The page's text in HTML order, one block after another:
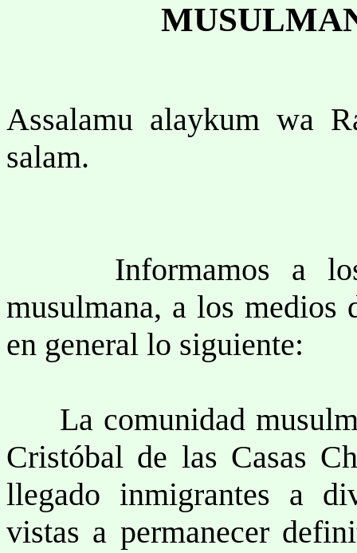
Assalamu alaykum wa
salam.
Informamos a
musulmana, a los medios
en general lo siguiente:
La comunidad
Cristóbal de las Casas
llegado inmigrantes a
vistas a permanecer